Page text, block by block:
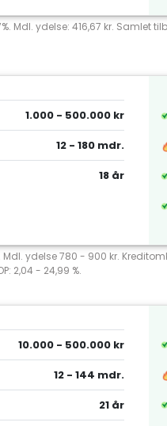
Mdl. ydelse: 416,67 kr.
1.000 - 500.000 kr
12 - 180 mdr.
18 år
Mdl. ydelse 780 - 900 kr.
2,04 - 24,99 %.
10.000 - 500.000 kr
12 - 144 mdr.
21 år